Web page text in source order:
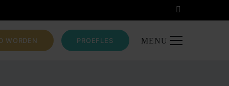
WORDEN PROEFLES MENU